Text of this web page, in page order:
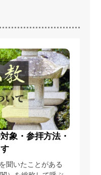
策の実施のため
掲載する統計データ等
度向上等を目的とした
イレクトメール・メー
送付のため
ため
目的のため
象・参拝方法・